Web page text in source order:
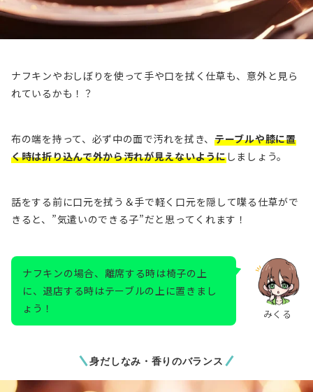
ナフキンやおしぼりを使って手や口を拭く仕草も、意外と見ら
れているかも！？
布の端を持って、必ず中の面で汚れを拭き、 テーブルや膝に置
く時は折り込んで外から汚れが見えないようにしましょう。
話をする前に口元を拭う＆手で軽く口元を隠して喋る仕草がで
きると、”気遣いのできる子”だと思ってくれます！
みくる
ナフキンの場合、離席する時は椅子の上
に、退店する時はテーブルの上に置きまし
ょう！
身だしなみ・香りのバランス